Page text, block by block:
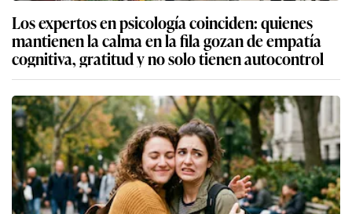
Los expertos en psicología coinciden: quienes
mantienen la calma en la fila gozan de empatía
cognitiva, gratitud y no solo tienen autocontrol